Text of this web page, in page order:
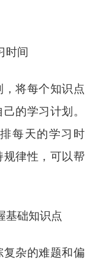
时间
将每个知识点
的学习计划。
每天的学习时
律性，可以帮
基础知识点
杂的难题和偏